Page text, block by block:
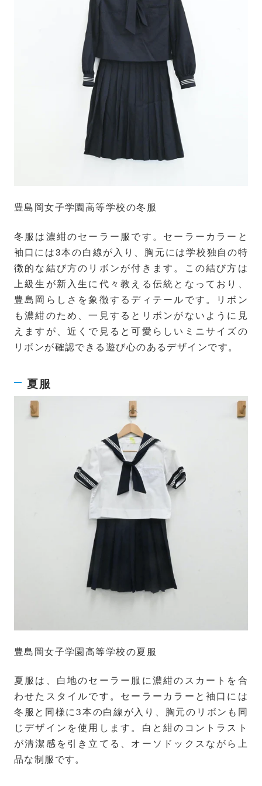
豊島岡女子学園高等学校の冬服
冬服は濃紺のセーラー服です。セーラーカラーと
袖口には3本の白線が入り、胸元には学校独自の特
徴的な結び方のリボンが付きます。この結び方は
上級生が新入生に代々教える伝統となっており、
豊島岡らしさを象徴するディテールです。リボン
も濃紺のため、一見するとリボンがないように見
えますが、近くで見ると可愛らしいミニサイズの
リボンが確認できる遊び心のあるデザインです。
夏服
豊島岡女子学園高等学校の夏服
夏服は、白地のセーラー服に濃紺のスカートを合
わせたスタイルです。セーラーカラーと袖口には
冬服と同様に3本の白線が入り、胸元のリボンも同
じデザインを使用します。白と紺のコントラスト
が清潔感を引き立てる、オーソドックスながら上
品な制服です。